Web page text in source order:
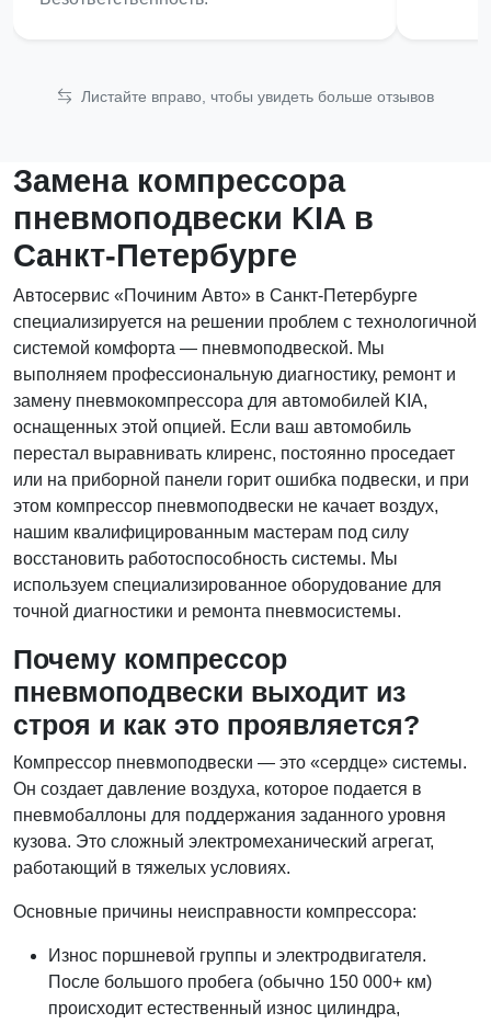
Листайте вправо, чтобы увидеть больше отзывов
Замена компрессора
пневмоподвески KIA в
Санкт-Петербурге
Автосервис «Починим Авто» в Санкт-Петербурге
специализируется на решении проблем с технологичной
системой комфорта — пневмоподвеской. Мы
выполняем профессиональную диагностику, ремонт и
замену пневмокомпрессора для автомобилей KIA,
оснащенных этой опцией. Если ваш автомобиль
перестал выравнивать клиренс, постоянно проседает
или на приборной панели горит ошибка подвески, и при
этом компрессор пневмоподвески не качает воздух,
нашим квалифицированным мастерам под силу
восстановить работоспособность системы. Мы
используем специализированное оборудование для
точной диагностики и ремонта пневмосистемы.
Почему компрессор
пневмоподвески выходит из
строя и как это проявляется?
Компрессор пневмоподвески — это «сердце» системы.
Он создает давление воздуха, которое подается в
пневмобаллоны для поддержания заданного уровня
кузова. Это сложный электромеханический агрегат,
работающий в тяжелых условиях.
Основные причины неисправности компрессора:
Износ поршневой группы и электродвигателя.
После большого пробега (обычно 150 000+ км)
происходит естественный износ цилиндра,